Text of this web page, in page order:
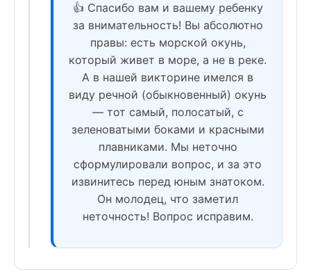
👍 Спасибо вам и вашему ребенку
за внимательность! Вы абсолютно
правы: есть морской окунь,
который живет в море, а не в реке.
А в нашей викторине имелся в
виду речной (обыкновенный) окунь
— тот самый, полосатый, с
зеленоватыми боками и красными
плавниками. Мы неточно
сформулировали вопрос, и за это
извинитесь перед юным знатоком.
Он молодец, что заметил
неточность! Вопрос исправим.